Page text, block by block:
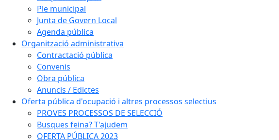
Ple municipal
Junta de Govern Local
Agenda pública
Organització administrativa
Contractació pública
Convenis
Obra pública
Anuncis / Edictes
Oferta pública d'ocupació i altres processos selectius
PROVES PROCESSOS DE SELECCIÓ
Busques feina? T'ajudem
OFERTA PÚBLICA 2023